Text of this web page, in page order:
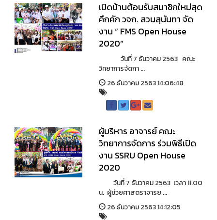
เปิดบ้านต้อนรับสมาชิกใหม่สุด
คึกคัก วจก. สวนสุนันทา จัด
งาน “ FMS Open House
2020”
วันที่ 7 ธันวาคม 2563 คณะ
วิทยาการจัดกา ...
26 ธันวาคม 2563 14:06:48
ผู้บริหาร อาจารย์ คณะ
วิทยาการจัดการ ร่วมพิธีเปิด
งาน SSRU Open House
2020
วันที่ 7 ธันวาคม 2563 เวลา 11.00
น. ผู้ช่วยศาสตราจารย ...
26 ธันวาคม 2563 14:12:05